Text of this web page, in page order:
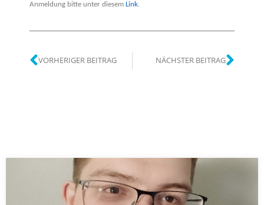
Anmeldung bitte unter diesem Link.
VORHERIGER BEITRAG NÄCHSTER BEITRAG